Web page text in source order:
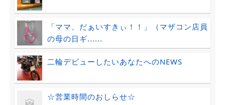
「ママ、だぁいすきぃ！！」（マザコン店員
の母の日ギ......
二輪デビューしたいあなたへのNEWS
☆営業時間のおしらせ☆